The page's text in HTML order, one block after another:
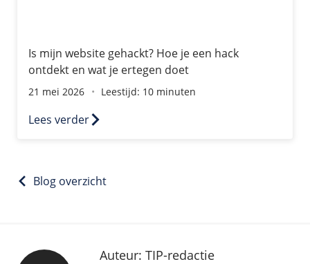
Is mijn website gehackt? Hoe je een hack
ontdekt en wat je ertegen doet
21 mei 2026 Leestijd: 10 minuten
Lees verder
Blog overzicht
Auteur: TIP-redactie